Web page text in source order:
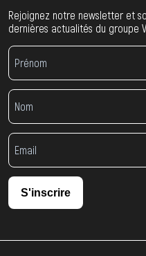
Rejoignez notre newsletter et
dernières actualités du groupe
S'inscrire